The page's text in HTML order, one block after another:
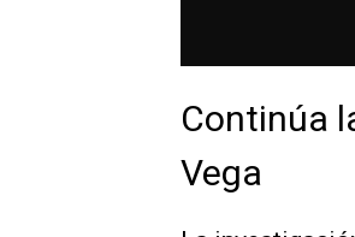
Continúa
Vega